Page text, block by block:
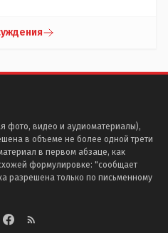
фото, видео и аудиоматериалы),
в объеме не более одной трети
в первом абзаце, как
формулировке: "сообщает
разрешена только по письменному